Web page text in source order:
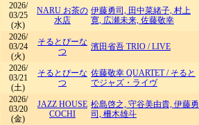
2026/
03/25
(水)
NARU お茶の
水店
伊藤勇司, 田中菜緒子, 村上
寛, 広瀬未来, 佐藤敬幸
2026/
03/24
(火)
そるとぴーな
つ
濱田省吾 TRIO /LIVE
2026/
03/21
(土)
そるとぴーな
つ
佐藤敬幸 QUARTET/ そると
でジャズ・ライヴ
2026/
03/20
(金)
JAZZ HOUSE
COCHI
松島啓之, 守谷美由貴, 伊藤勇
司, 柵木雄斗